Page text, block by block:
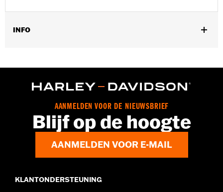
INFO
GARANTIE:2 year limited warranty – Go towww.h-
Herkomst:Imported
AANMELDEN VOOR DE NIEUWSBRIEF
Blijf op de hoogte
AANMELDEN VOOR E-MAIL
KLANTONDERSTEUNING